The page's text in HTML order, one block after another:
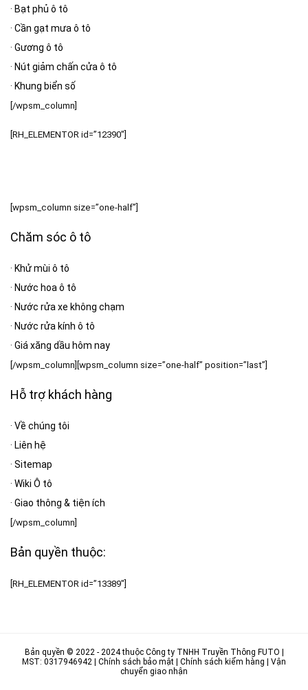
· Bạt phủ ô tô
· Cần gạt mưa ô tô
· Gương ô tô
· Nút giảm chấn cửa ô tô
· Khung biển số
[/wpsm_column]
[RH_ELEMENTOR id=”12390″]
[wpsm_column size=”one-half”]
Chăm sóc ô tô
· Khử mùi ô tô
· Nước hoa ô tô
· Nước rửa xe không chạm
· Nước rửa kính ô tô
· Giá xăng dầu hôm nay
[/wpsm_column][wpsm_column size=”one-half” position=”last”]
Hỗ trợ khách hàng
· Về chúng tôi
· Liên hệ
· Sitemap
· Wiki Ô tô
· Giao thông & tiện ích
[/wpsm_column]
Bản quyền thuộc:
[RH_ELEMENTOR id=”13389″]
Bản quyền © 2022 - 2024 thuộc Công ty TNHH Truyền Thông FUTO |
MST: 0317946942 | Chính sách bảo mật | Chính sách kiểm hàng | Vận
chuyển giao nhận